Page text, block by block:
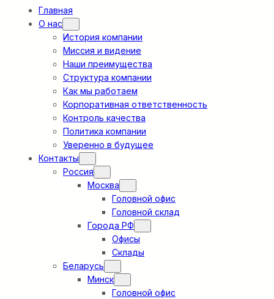
Главная
О нас
История компании
Миссия и видение
Наши преимущества
Структура компании
Как мы работаем
Корпоративная ответственность
Контроль качества
Политика компании
Уверенно в будущее
Контакты
Россия
Москва
Головной офис
Головной склад
Города РФ
Офисы
Склады
Беларусь
Минск
Головной офис